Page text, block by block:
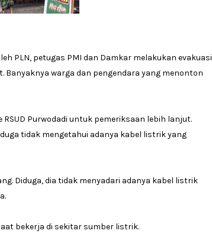
PLN, petugas PMI dan Damkar melakukan evakuasi
warga dan pengendara yang menonton
Purwodadi untuk pemeriksaan lebih lanjut.
tidak mengetahui adanya kabel listrik yang
Diduga, dia tidak menyadari adanya kabel listrik
bekerja di sekitar sumber listrik.